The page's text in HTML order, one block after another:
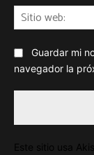
Guardar mi
navegador la
Este sitio usa